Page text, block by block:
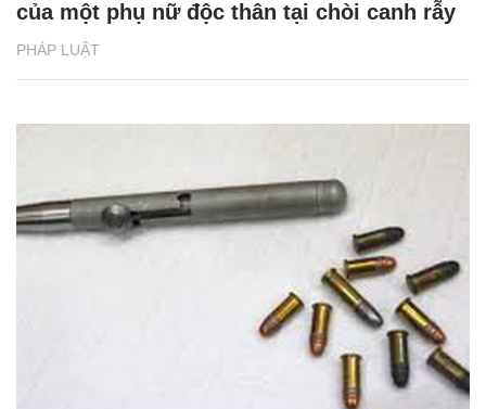
PHÁP LUẬT
của một phụ nữ độc thân tại chòi canh rẫy